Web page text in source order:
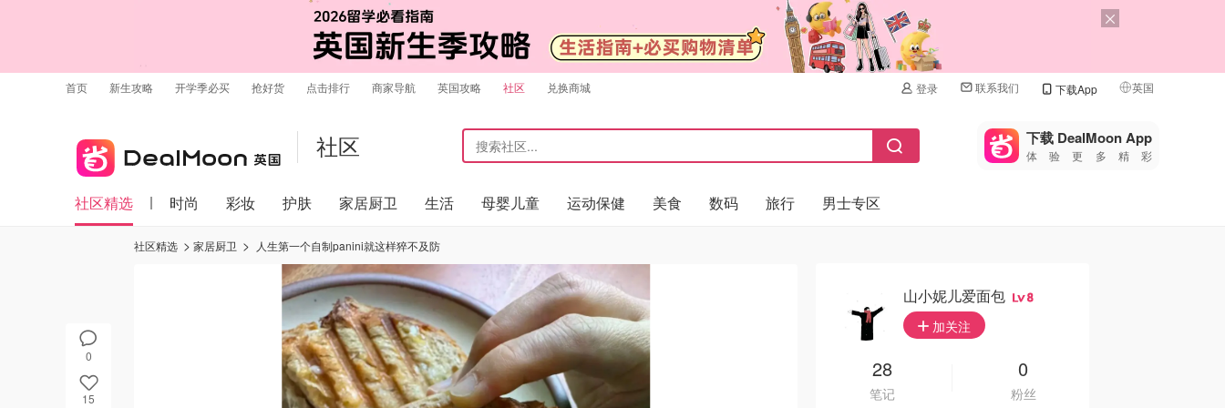
首页 新生攻略 开学季必买 抢好货 点击排行 商家导航 英国攻略 社区 兑换商城 登录 联系我们 下载App 英国
🇺🇸
🇨🇳 中国
社区 下载 DealMoon App
体验更多精彩
社区精选 时尚 彩妆 护肤 家居厨卫 生活 母婴儿童 运动保健 美食 数码 旅行 男士专区
0
15
社区精选 家居厨卫 人生第一个自制panini就这样猝不及防
山小妮儿爱面包 8
加关注
28
笔记
0
粉丝